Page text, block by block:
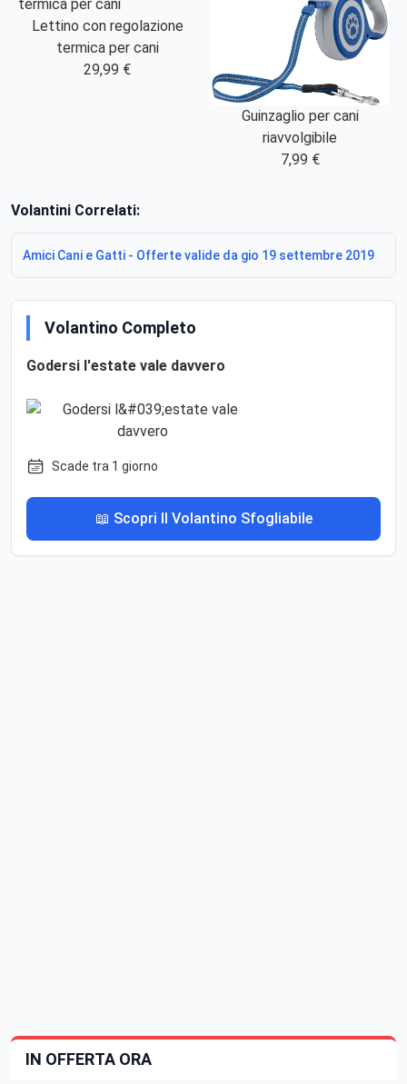
Lettino con regolazione
termica per cani
29,99 €
Guinzaglio per cani
riavvolgibile
7,99 €
Volantini Correlati:
Amici Cani e Gatti - Offerte valide da gio 19 settembre 2019
Volantino Completo
Godersi l'estate vale davvero
Scade tra 1 giorno
📖 Scopri Il Volantino Sfogliabile
IN OFFERTA ORA